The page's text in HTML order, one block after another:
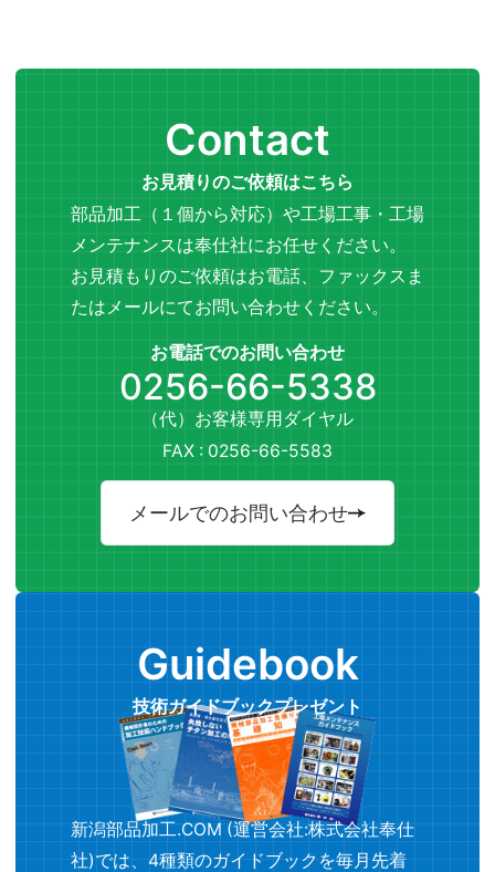
お見積りのご依頼はこちら
Contact
部品加工（１個から対応）や工場工事・工場
メンテナンスは奉仕社にお任せください。
お見積もりのご依頼はお電話、ファックスま
たはメールにてお問い合わせください。
お電話でのお問い合わせ
0256-66-5338
（代）お客様専用ダイヤル
FAX : 0256-66-5583
メールでのお問い合わせ
技術ガイドブックプレゼント
Guidebook
新潟部品加工.COM (運営会社:株式会社奉仕
社)では、4種類のガイドブックを毎月先着